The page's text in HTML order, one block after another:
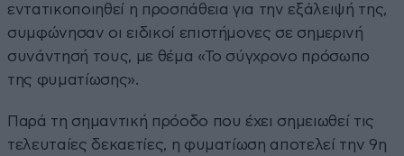
εντατικοποιηθεί η προσπάθεια για την εξάλειψή της,
συμφώνησαν οι ειδικοί επιστήμονες σε σημερινή
συνάντησή τους, με θέμα «Το σύγχρονο πρόσωπο
της φυματίωσης».
Παρά τη σημαντική πρόοδο που έχει σημειωθεί τις
τελευταίες δεκαετίες, η φυματίωση αποτελεί την 9η